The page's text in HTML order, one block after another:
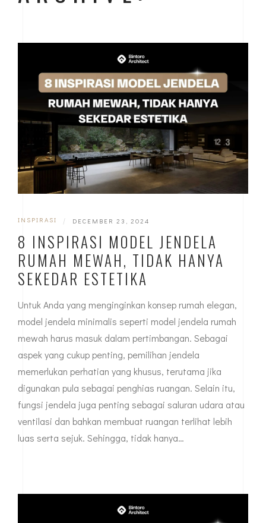
INSPIRASI | DECEMBER 23, 2024
8 INSPIRASI MODEL JENDELA
RUMAH MEWAH, TIDAK HANYA
SEKEDAR ESTETIKA
Untuk Anda yang menginginkan konsep rumah elegan,
model jendela minimalis seperti model jendela rumah
mewah harus masuk dalam pertimbangan. Sebagai
aspek yang cukup penting, pemilihan jendela
memerlukan perhatian yang khusus, terutama jika
digunakan pula sebagai penghias ruangan. Selain itu,
fungsi jendela juga penting sebagai saluran udara atau
ventilasi dan bahkan membuat ruangan terlihat lebih
luas serta sejuk. Sehingga, tidak hanya…